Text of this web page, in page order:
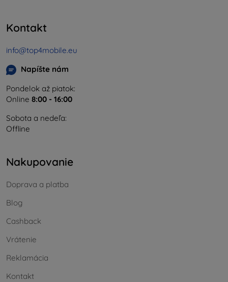
Kontakt
info@top4mobile.eu
Napíšte nám
Pondelok až piatok:
Online 8:00 - 16:00
Sobota a nedeľa:
Offline
Nakupovanie
Doprava a platba
Blog
Cashback
Vrátenie
Reklamácia
Kontakt